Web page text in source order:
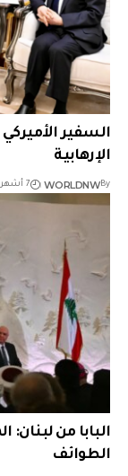
السفير
الإرهابية
By
WORLDNW 7 أشهر ago
البابا من
الطوائف